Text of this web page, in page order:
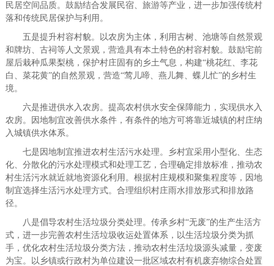
民居空间品质。鼓励结合发展民宿、旅游等产业，进一步加强传统村
落和传统民居保护与利用。
五是提升村容村貌。以农房为主体，利用古树、池塘等自然景观
和牌坊、古祠等人文景观，营造具有本土特色的村容村貌。鼓励宅前
屋后栽种瓜果梨桃，保护村庄固有的乡土气息，构建“桃花红、李花
白、菜花黄”的自然景观，营造“莺儿啼、燕儿舞、蝶儿忙”的乡村生
境。
六是推进供水入农房。提高农村供水安全保障能力，实现供水入
农房。因地制宜改善供水条件，有条件的地方可将靠近城镇的村庄纳
入城镇供水体系。
七是因地制宜推进农村生活污水处理。乡村宜采用小型化、生态
化、分散化的污水处理模式和处理工艺，合理确定排放标准，推动农
村生活污水就近就地资源化利用。根据村庄规模和聚集程度等，因地
制宜选择生活污水处理方式。合理组织村庄雨水排放形式和排放路
径。
八是倡导农村生活垃圾分类处理。传承乡村“无废”的生产生活方
式，进一步完善农村生活垃圾收运处置体系，以生活垃圾分类为抓
手，优化农村生活垃圾分类方法，推动农村生活垃圾源头减量，变废
为宝。以乡镇或行政村为单位建设一批区域农村有机废弃物综合处置